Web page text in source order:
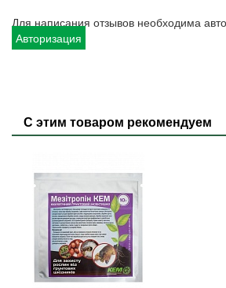
Для написания отзывов необходима
Авторизация
С этим товаром рекомендуем